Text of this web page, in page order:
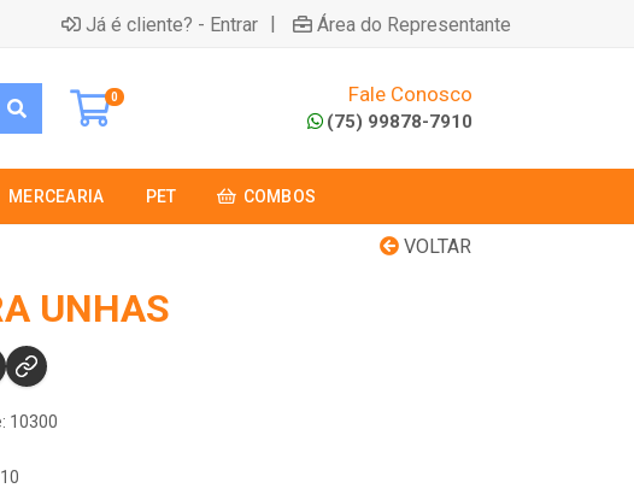
Já é cliente? - Entrar | Área do Representante
0 Fale Conosco
(75) 99878-7910
MERCEARIA PET COMBOS
VOLTAR
UNHAS
10300